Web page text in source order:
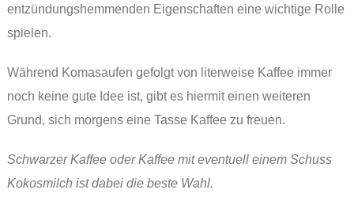
entzündungshemmenden Eigenschaften eine wichtige Rolle
spielen.
Während Komasaufen gefolgt von literweise Kaffee immer
noch keine gute Idee ist, gibt es hiermit einen weiteren
Grund, sich morgens eine Tasse Kaffee zu freuen.
Schwarzer Kaffee oder Kaffee mit eventuell einem Schuss
Kokosmilch ist dabei die beste Wahl.